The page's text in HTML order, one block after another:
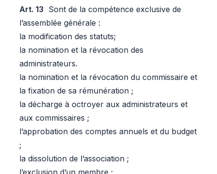
Art. 13 Sont de la compétence exclusive de
l’assemblée générale :
la modification des statuts;
la nomination et la révocation des
administrateurs.
la nomination et la révocation du commissaire et
la fixation de sa rémunération ;
la décharge à octroyer aux administrateurs et
aux commissaires ;
l’approbation des comptes annuels et du budget
;
la dissolution de l’association ;
l’exclusion d’un membre ;